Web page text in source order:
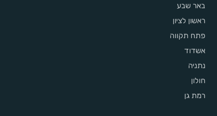
באר שבע
ראשון לציון
פתח תקווה
אשדוד
נתניה
חולון
רמת גן